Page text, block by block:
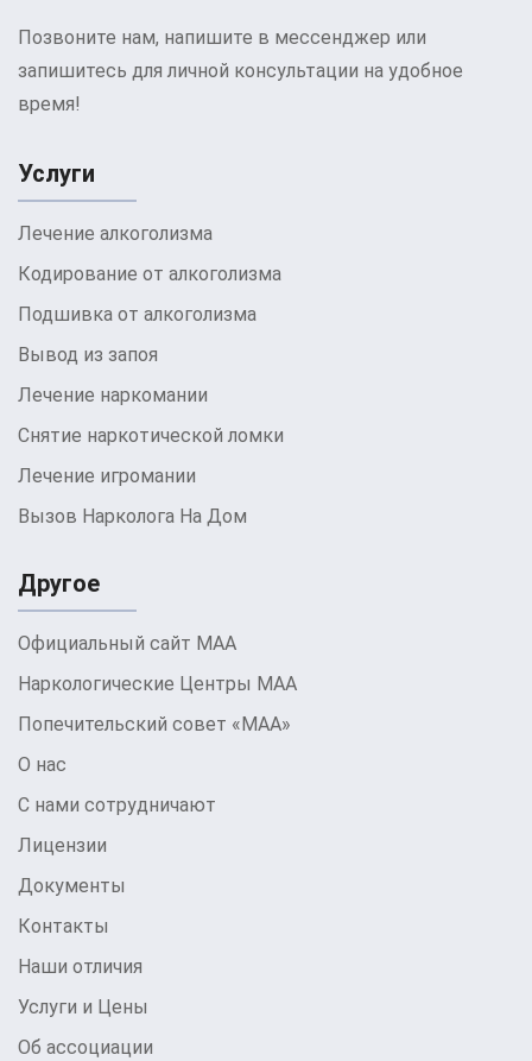
Позвоните нам, напишите в мессенджер или
запишитесь для личной консультации на удобное
время!
Услуги
Лечение алкоголизма
Кодирование от алкоголизма
Подшивка от алкоголизма
Вывод из запоя
Лечение наркомании
Снятие наркотической ломки
Лечение игромании
Вызов Нарколога На Дом
Другое
Официальный сайт МАА
Наркологические Центры МАА
Попечительский совет «МАА»
О нас
С нами сотрудничают
Лицензии
Документы
Контакты
Наши отличия
Услуги и Цены
Об ассоциации